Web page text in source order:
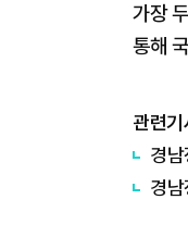
가장
통해
관련기
경
경